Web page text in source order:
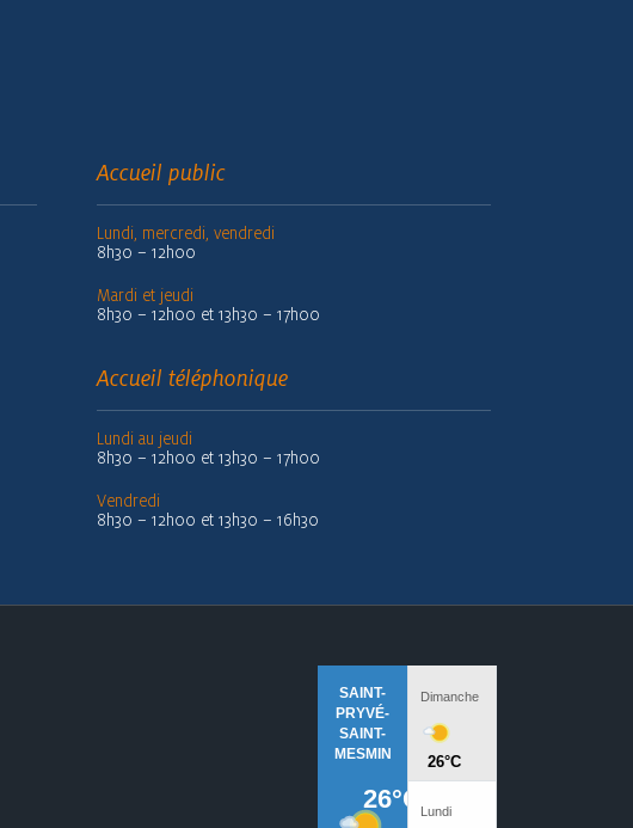
Accueil public
Lundi, mercredi, vendredi
8h30 – 12h00
Mardi et jeudi
8h30 – 12h00 et 13h30 – 17h00
Accueil téléphonique
Lundi au jeudi
8h30 – 12h00 et 13h30 – 17h00
Vendredi
8h30 – 12h00 et 13h30 – 16h30